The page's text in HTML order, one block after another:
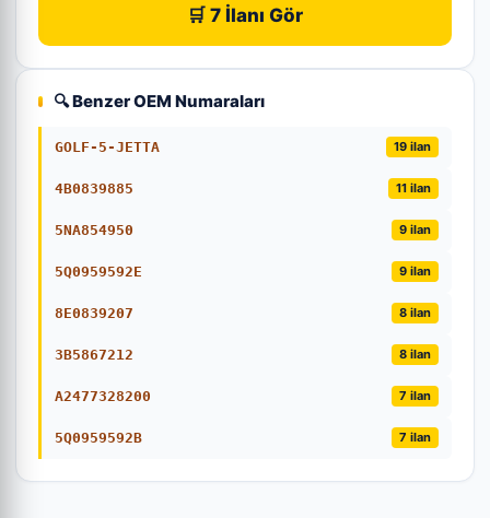
🛒 7 İlanı Gör
🔍 Benzer OEM Numaraları
GOLF-5-JETTA 19 ilan
4B0839885 11 ilan
5NA854950 9 ilan
5Q0959592E 9 ilan
8E0839207 8 ilan
3B5867212 8 ilan
A2477328200 7 ilan
5Q0959592B 7 ilan